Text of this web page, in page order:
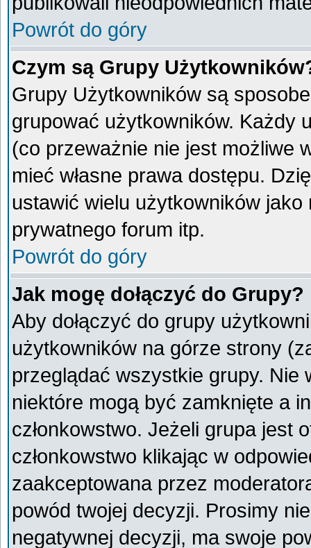
Powrót do góry
Czym są Grupy
Grupy Użytkowników są
grupować użytkowników. Każdy
(co przeważnie nie jest możliwe
mieć własne prawa dostępu.
ustawić wielu użytkowników
prywatnego forum itp.
Powrót do góry
Jak mogę dołączyć do Grupy?
Aby dołączyć do grupy
użytkowników na górze strony
przeglądać wszystkie grupy.
niektóre mogą być zamknięte a
członkowstwo. Jeżeli grupa jest
członkowstwo klikając w
zaakceptowana przez
powód twojej decyzji. Prosimy
negatywnej decyzji, ma swoje